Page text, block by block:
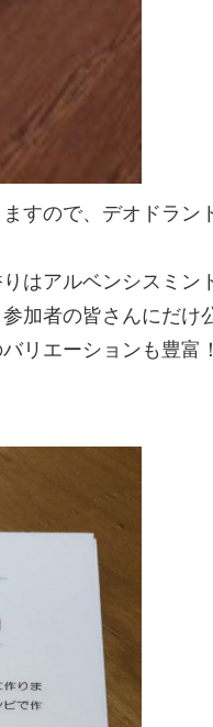
すので、デオドラン
はアルベンシスミン
加者の皆さんにだけ
リエーションも豊富